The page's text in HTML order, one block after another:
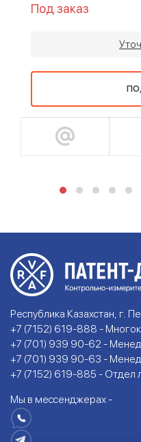
Под заказ
Республика Казахстан, г.
+7 (7152) 619-888 -
+7 (701) 939 90-62 -
+7 (701) 939 90-63 -
+7 (7152) 619-885 - Отдел
Мы в мессенджерах -